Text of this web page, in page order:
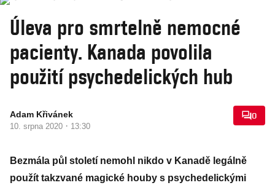
Úleva pro smrtelně nemocné
pacienty. Kanada povolila
použití psychedelických hub
Adam Křivánek
10. srpna 2020 · 13:30
0
Bezmála půl století nemohl nikdo v Kanadě legálně
použít takzvané magické houby s psychedelickými